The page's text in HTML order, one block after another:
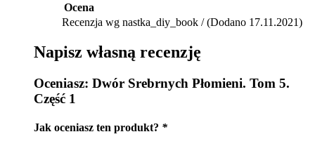
Ocena
Recenzja wg nastka_diy_book / (Dodano 17.11.2021)
Napisz własną recenzję
Oceniasz: Dwór Srebrnych Płomieni. Tom 5.
Część 1
Jak oceniasz ten produkt? *